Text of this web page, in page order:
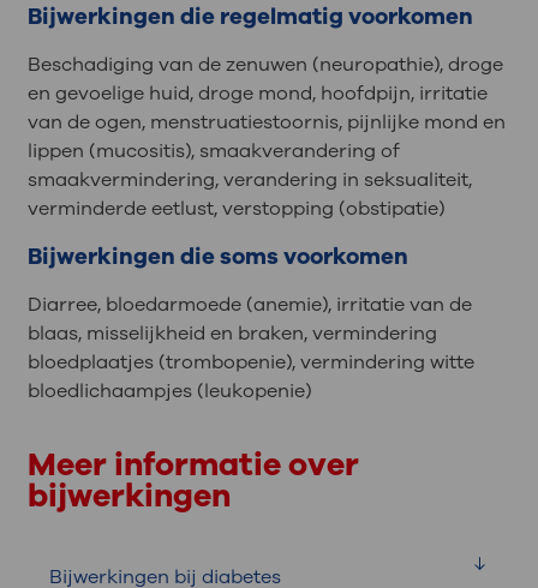
Bijwerkingen die regelmatig voorkomen
Beschadiging van de zenuwen (neuropathie), droge
en gevoelige huid, droge mond, hoofdpijn, irritatie
van de ogen, menstruatiestoornis, pijnlijke mond en
lippen (mucositis), smaakverandering of
smaakvermindering, verandering in seksualiteit,
verminderde eetlust, verstopping (obstipatie)
Bijwerkingen die soms voorkomen
Diarree, bloedarmoede (anemie), irritatie van de
blaas, misselijkheid en braken, vermindering
bloedplaatjes (trombopenie), vermindering witte
bloedlichaampjes (leukopenie)
Meer informatie over
bijwerkingen
Bijwerkingen bij diabetes